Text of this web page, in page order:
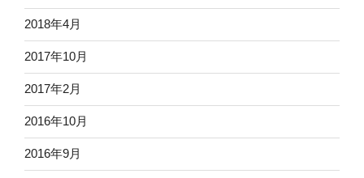
2018年4月
2017年10月
2017年2月
2016年10月
2016年9月